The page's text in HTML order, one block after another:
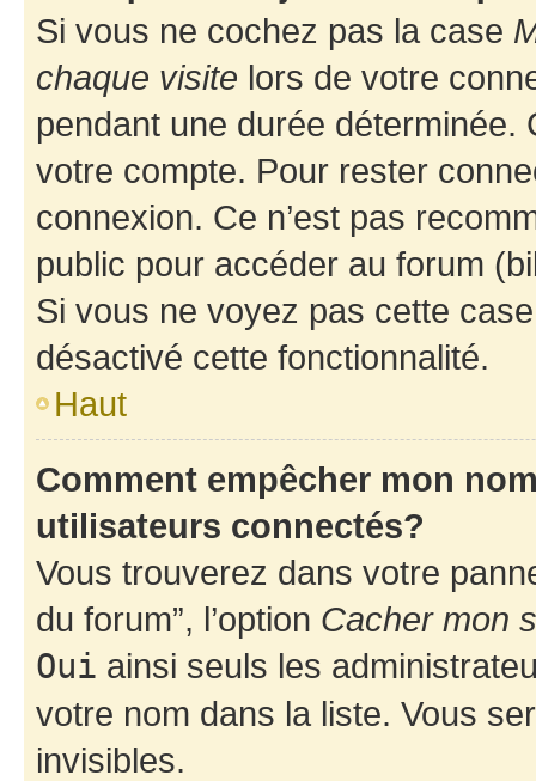
Si vous ne cochez pas la case
chaque visite lors de votre
pendant une durée déterminée.
votre compte. Pour rester
connexion. Ce n’est pas
public pour accéder au forum
Si vous ne voyez pas cette
désactivé cette fonctionnalité.
Haut
Comment empêcher mon
utilisateurs connectés?
Vous trouverez dans votre
du forum”, l’option Cacher mon
Oui ainsi seuls les
votre nom dans la liste. Vous
invisibles.